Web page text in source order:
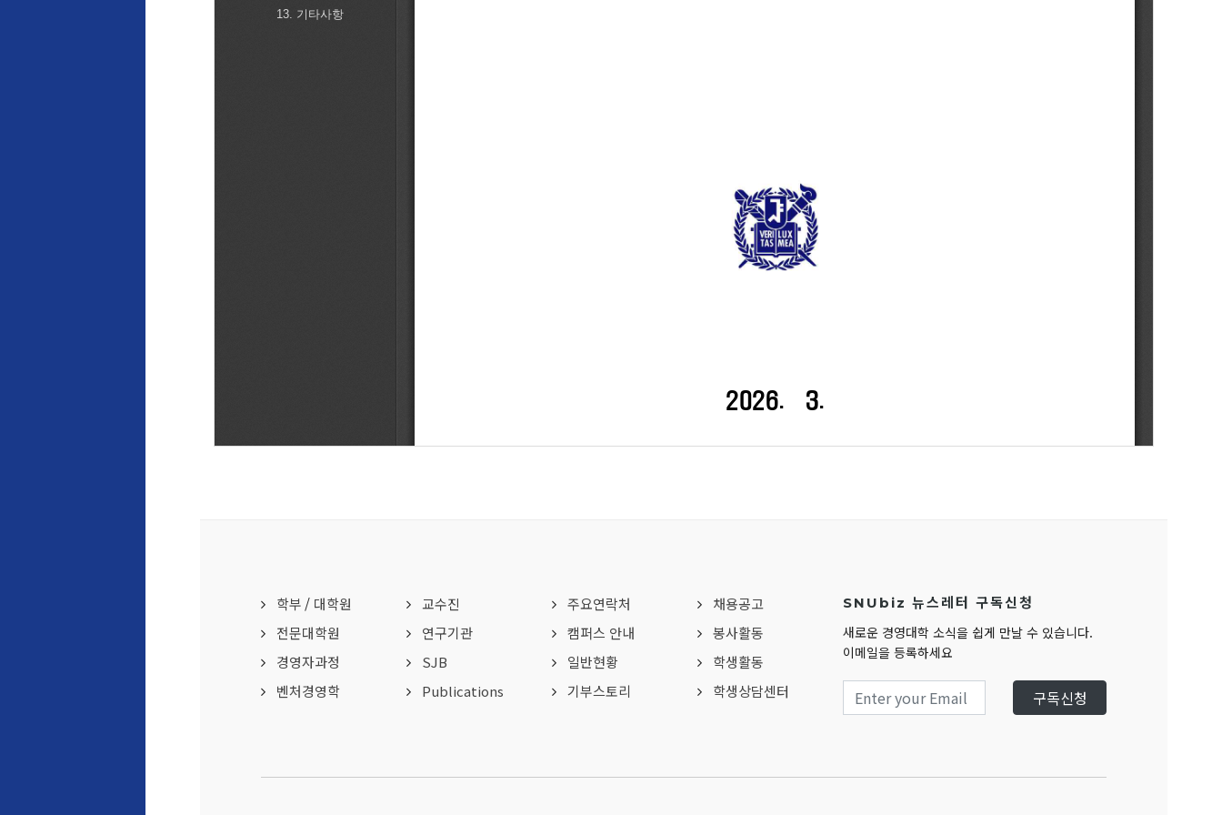
학부 / 대학원
전문대학원
경영자과정
벤처경영학
교수진
연구기관
SJB
Publications
주요연락처
캠퍼스 안내
일반현황
기부스토리
채용공고
봉사활동
학생활동
학생상담센터
SNUbiz 뉴스레터 구독신청
새로운 경영대학 소식을 쉽게 만날 수 있습니다.
이메일을 등록하세요
구독신청